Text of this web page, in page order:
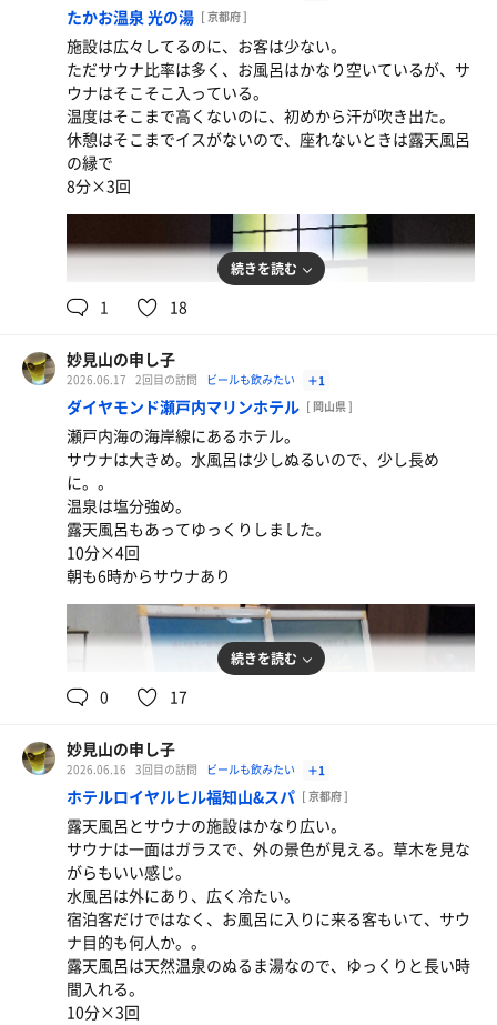
サントリー生ビール
料理がどれもおいしかった
たかお温泉 光の湯 [ 京都府 ]
施設は広々してるのに、お客は少ない。
ただサウナ比率は多く、お風呂はかなり空いているが、サ
ウナはそこそこ入っている。
温度はそこまで高くないのに、初めから汗が吹き出た。
休憩はそこまでイスがないので、座れないときは露天風呂
の縁で
8分×3回
アサヒスーパードライ
続きを読む
1 18
妙見山の申し子
2026.06.17 2回目の訪問 ビールも飲みたい ＋1
ダイヤモンド瀬戸内マリンホテル [ 岡山県 ]
瀬戸内海の海岸線にあるホテル。
サウナは大きめ。水風呂は少しぬるいので、少し長め
に。。
温泉は塩分強め。
露天風呂もあってゆっくりしました。
10分×4回
朝も6時からサウナあり
続きを読む
0 17
妙見山の申し子
2026.06.16 3回目の訪問 ビールも飲みたい ＋1
ホテルロイヤルヒル福知山&スパ [ 京都府 ]
露天風呂とサウナの施設はかなり広い。
サウナは一面はガラスで、外の景色が見える。草木を見な
がらもいい感じ。
水風呂は外にあり、広く冷たい。
宿泊客だけではなく、お風呂に入りに来る客もいて、サウ
ナ目的も何人か。。
露天風呂は天然温泉のぬるま湯なので、ゆっくりと長い時
間入れる。
10分×3回